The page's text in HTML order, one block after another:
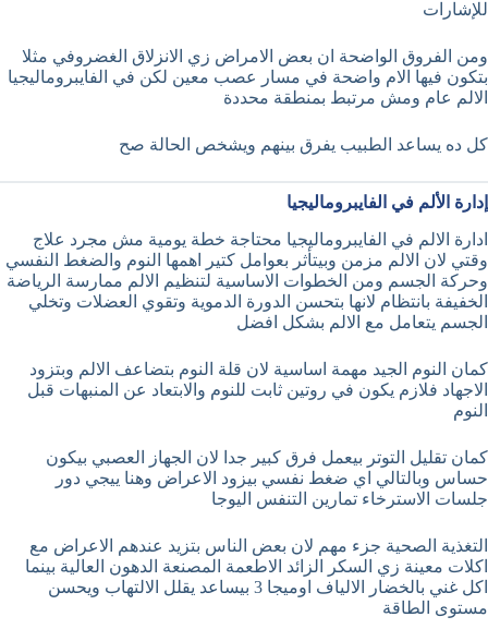
للإشارات
ومن الفروق الواضحة ان بعض الامراض زي الانزلاق الغضروفي مثلا
بتكون فيها الام واضحة في مسار عصب معين لكن في الفايبروماليجيا
الالم عام ومش مرتبط بمنطقة محددة
كل ده يساعد الطبيب يفرق بينهم ويشخص الحالة صح
إدارة الألم في الفايبروماليجيا
ادارة الالم في الفايبروماليجيا محتاجة خطة يومية مش مجرد علاج
وقتي لان الالم مزمن وبيتأثر بعوامل كتير اهمها النوم والضغط النفسي
وحركة الجسم ومن الخطوات الاساسية لتنظيم الالم ممارسة الرياضة
الخفيفة بانتظام لانها بتحسن الدورة الدموية وتقوي العضلات وتخلي
الجسم يتعامل مع الالم بشكل افضل
كمان النوم الجيد مهمة اساسية لان قلة النوم بتضاعف الالم وبتزود
الاجهاد فلازم يكون في روتين ثابت للنوم والابتعاد عن المنبهات قبل
النوم
كمان تقليل التوتر بيعمل فرق كبير جدا لان الجهاز العصبي بيكون
حساس وبالتالي اي ضغط نفسي بيزود الاعراض وهنا ييجي دور
جلسات الاسترخاء تمارين التنفس اليوجا
التغذية الصحية جزء مهم لان بعض الناس بتزيد عندهم الاعراض مع
اكلات معينة زي السكر الزائد الاطعمة المصنعة الدهون العالية بينما
اكل غني بالخضار الالياف اوميجا 3 بيساعد يقلل الالتهاب ويحسن
مستوى الطاقة